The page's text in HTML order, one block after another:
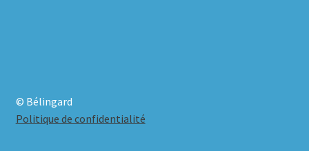
© Bélingard
Politique de confidentialité